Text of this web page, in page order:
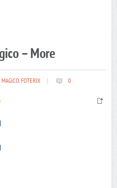
– More
MAGICO,FOTERIX 0